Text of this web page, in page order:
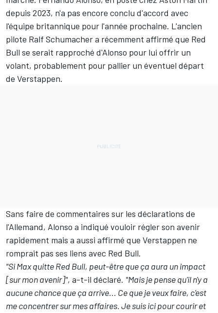
depuis 2023, n'a pas encore conclu d'accord avec
l'équipe britannique pour l'année prochaine. L'ancien
pilote Ralf Schumacher a récemment affirmé que Red
Bull se serait rapproché d'Alonso pour lui offrir un
volant, probablement pour pallier un éventuel départ
de Verstappen.
Sans faire de commentaires sur les déclarations de
l'Allemand, Alonso a indiqué vouloir régler son avenir
rapidement mais a aussi affirmé que Verstappen ne
romprait pas ses liens avec Red Bull.
"Si Max quitte Red Bull, peut-être que ça aura un impact
[sur mon avenir]", a-t-il déclaré. "Mais je pense qu'il n'y a
aucune chance que ça arrive... Ce que je veux faire, c'est
me concentrer sur mes affaires. Je suis ici pour courir et